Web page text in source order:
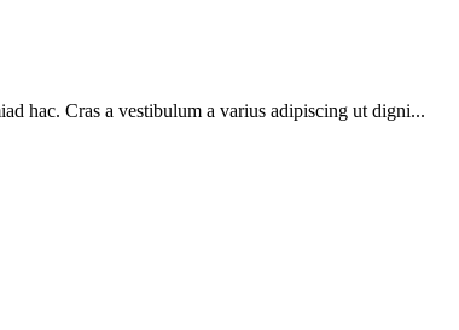
hac. Cras a vestibulum a varius adipiscing ut digni...